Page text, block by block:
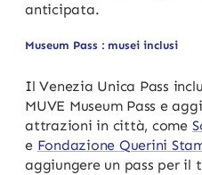
anticipata.
Museum Pass : musei inclusi
Il Venezia Unica Pass
MUVE Museum Pass e
attrazioni in città, come
e Fondazione Querini
aggiungere un pass per il